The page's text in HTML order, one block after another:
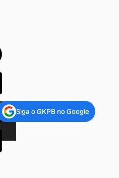
Siga o GKPB no Google